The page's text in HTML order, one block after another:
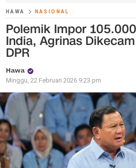
HAWA NASIONAL
Polemik Impor
India, Agrinas
DPR
Hawa
Minggu, 22 Februari 2026 9:23 pm